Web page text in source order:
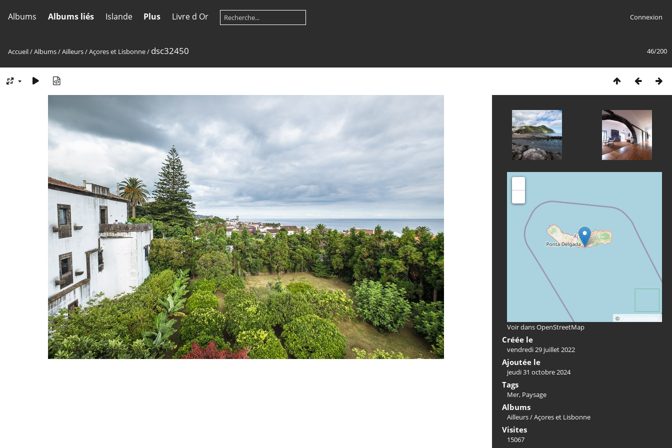
Albums Albums liés Islande Plus Livre d Or Connexion
46/200
Accueil/Albums/Ailleurs/Açores et Lisbonne/ dsc32450
© OpenStreetMap
Voir dans OpenStreetMap
Créée le
vendredi 29 juillet 2022
Ajoutée le
jeudi 31 octobre 2024
Tags
Mer, Paysage
Albums
Ailleurs/Açores et Lisbonne
Visites
15067